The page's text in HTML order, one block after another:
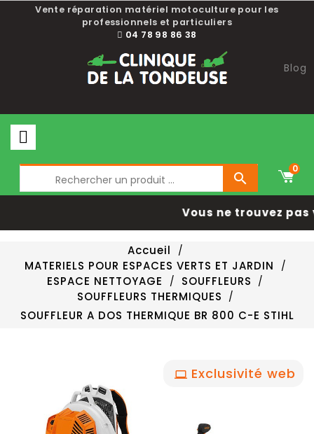
Vente réparation matériel motoculture pour les
professionnels et particuliers
04 78 98 86 38
Blog

0
Vous ne trouvez
Accueil
MATERIELS POUR ESPACES VERTS ET JARDIN
ESPACE NETTOYAGE
SOUFFLEURS
SOUFFLEURS THERMIQUES
SOUFFLEUR A DOS THERMIQUE BR 800 C-E STIHL
Exclusivité web